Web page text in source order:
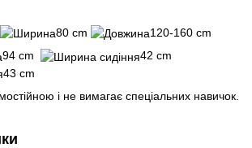
80 cm
120-160 cm
94 cm
42 cm
43 cm
і не вимагає спеціальних навичок.